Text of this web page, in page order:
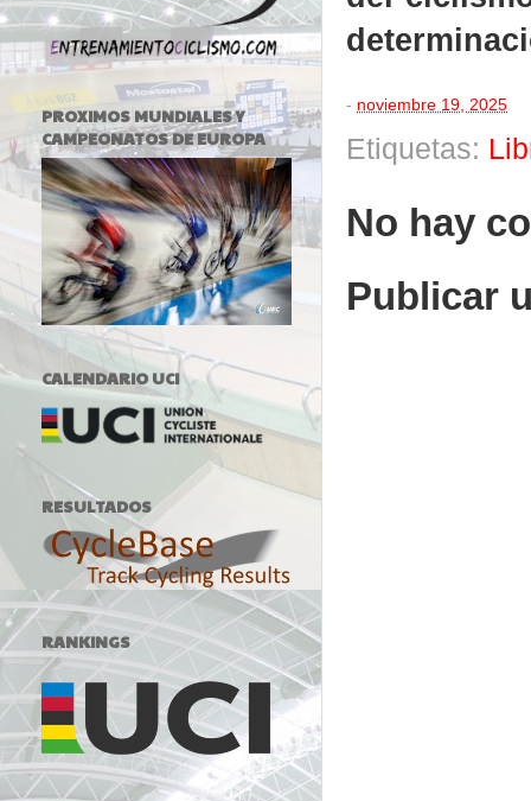
- noviembre 19, 2025
Etiquetas:
No hay
Publicar
PROXIMOS MUNDIALES Y
CAMPEONATOS DE EUROPA
CALENDARIO UCI
RESULTADOS
RANKINGS